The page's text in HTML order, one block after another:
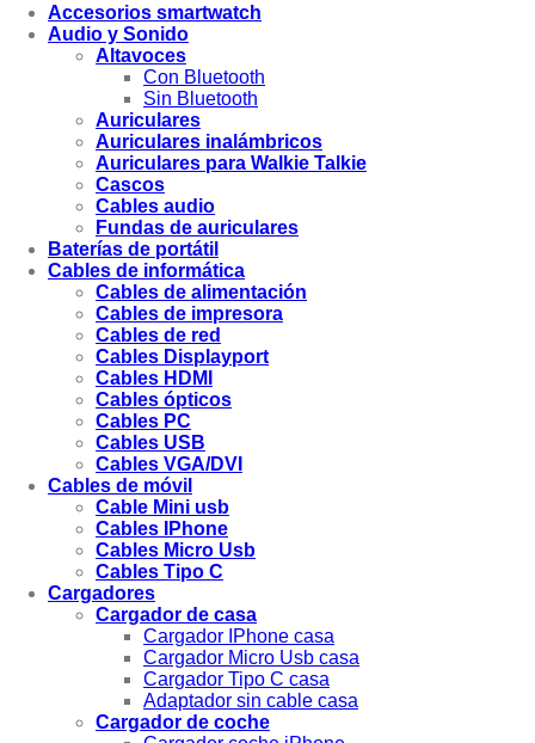
Accesorios smartwatch
Audio y Sonido
Altavoces
Con Bluetooth
Sin Bluetooth
Auriculares
Auriculares inalámbricos
Auriculares para Walkie Talkie
Cascos
Cables audio
Fundas de auriculares
Baterías de portátil
Cables de informática
Cables de alimentación
Cables de impresora
Cables de red
Cables Displayport
Cables HDMI
Cables ópticos
Cables PC
Cables USB
Cables VGA/DVI
Cables de móvil
Cable Mini usb
Cables IPhone
Cables Micro Usb
Cables Tipo C
Cargadores
Cargador de casa
Cargador IPhone casa
Cargador Micro Usb casa
Cargador Tipo C casa
Adaptador sin cable casa
Cargador de coche